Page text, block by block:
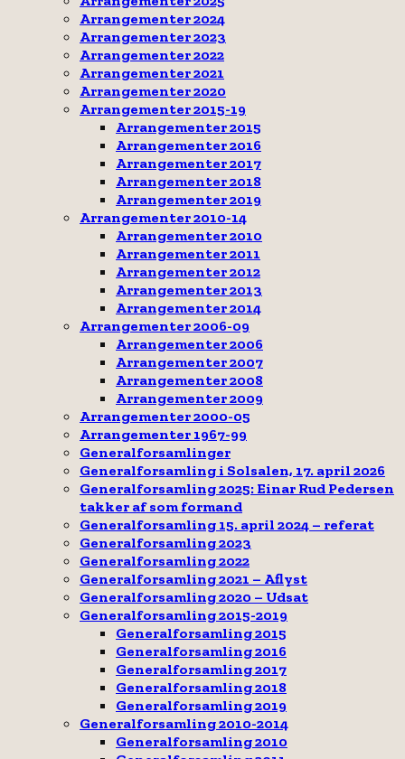
Arrangementer 2024
Arrangementer 2023
Arrangementer 2022
Arrangementer 2021
Arrangementer 2020
Arrangementer 2015-19
Arrangementer 2015
Arrangementer 2016
Arrangementer 2017
Arrangementer 2018
Arrangementer 2019
Arrangementer 2010-14
Arrangementer 2010
Arrangementer 2011
Arrangementer 2012
Arrangementer 2013
Arrangementer 2014
Arrangementer 2006-09
Arrangementer 2006
Arrangementer 2007
Arrangementer 2008
Arrangementer 2009
Arrangementer 2000-05
Arrangementer 1967-99
Generalforsamlinger
Generalforsamling i Solsalen, 17. april 2026
Generalforsamling 2025: Einar Rud Pedersen
takker af som formand
Generalforsamling 15. april 2024 – referat
Generalforsamling 2023
Generalforsamling 2022
Generalforsamling 2021 – Aflyst
Generalforsamling 2020 – Udsat
Generalforsamling 2015-2019
Generalforsamling 2015
Generalforsamling 2016
Generalforsamling 2017
Generalforsamling 2018
Generalforsamling 2019
Generalforsamling 2010-2014
Generalforsamling 2010